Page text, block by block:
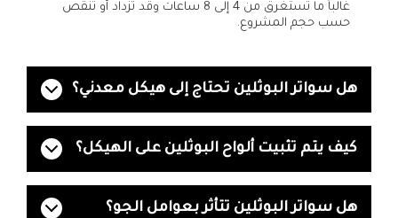
غالباً ما تستغرق من 4 إلى 8 ساعات وقد تزداد أو تنقص
حسب حجم المشروع.
هل سواتر البوثلين تحتاج إلى هيكل معدني؟
كيف يتم تثبيت ألواح البوثلين على الهيكل؟
هل سواتر البوثلين تتأثر بعوامل الجو؟